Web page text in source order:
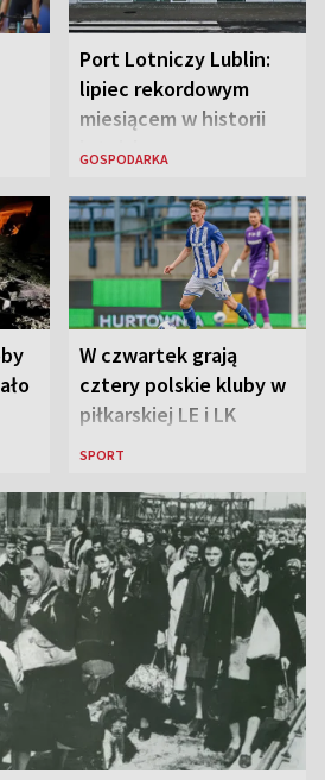
Port Lotniczy Lublin:
lipiec rekordowym
miesiącem w historii
lotniska
GOSPODARKA
W czwartek grają
cztery polskie kluby w
piłkarskiej LE i LK
SPORT